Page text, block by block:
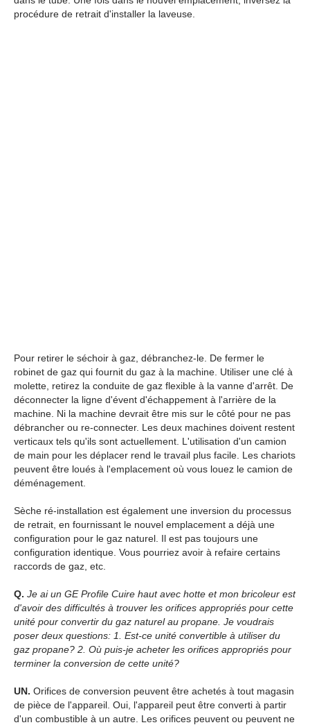
procédure de retrait d'installer la laveuse.
Pour retirer le séchoir à gaz, débranchez-le. De fermer le
robinet de gaz qui fournit du gaz à la machine. Utiliser une clé à
molette, retirez la conduite de gaz flexible à la vanne d'arrêt. De
déconnecter la ligne d'évent d'échappement à l'arrière de la
machine. Ni la machine devrait être mis sur le côté pour ne pas
débrancher ou re-connecter. Les deux machines doivent restent
verticaux tels qu'ils sont actuellement. L'utilisation d'un camion
de main pour les déplacer rend le travail plus facile. Les chariots
peuvent être loués à l'emplacement où vous louez le camion de
déménagement.
Sèche ré-installation est également une inversion du processus
de retrait, en fournissant le nouvel emplacement a déjà une
configuration pour le gaz naturel. Il est pas toujours une
configuration identique. Vous pourriez avoir à refaire certains
raccords de gaz, etc.
Q. Je ai un GE Profile Cuire haut avec hotte et mon bricoleur est
d'avoir des difficultés à trouver les orifices appropriés pour cette
unité pour convertir du gaz naturel au propane. Je voudrais
poser deux questions: 1. Est-ce unité convertible à utiliser du
gaz propane? 2. Où puis-je acheter les orifices appropriés pour
terminer la conversion de cette unité?
UN. Orifices de conversion peuvent être achetés à tout magasin
de pièce de l'appareil. Oui, l'appareil peut être converti à partir
d'un combustible à un autre. Les orifices peuvent ou peuvent ne